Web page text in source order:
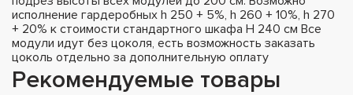
исполнение гардеробных h 250 + 5%, h 260 + 10%, h 270
+ 20% к стоимости стандартного шкафа H 240 см Все
модули идут без цоколя, есть возможность заказать
цоколь отдельно за дополнительную оплату
Рекомендуемые товары